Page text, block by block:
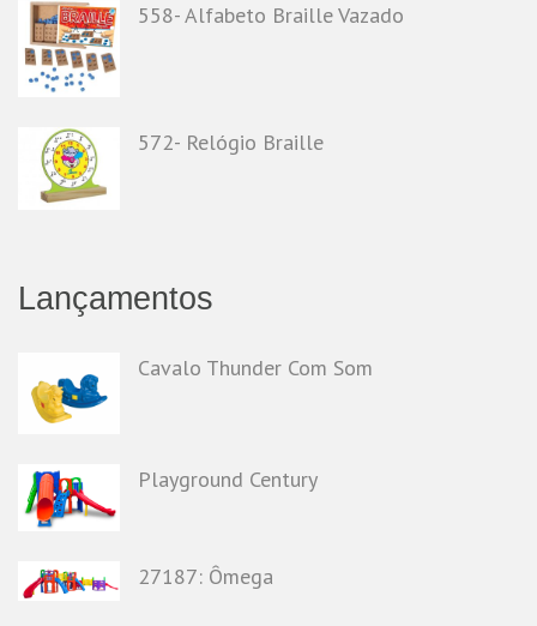
558- Alfabeto Braille Vazado
572- Relógio Braille
Lançamentos
Cavalo Thunder Com Som
Playground Century
27187: Ômega